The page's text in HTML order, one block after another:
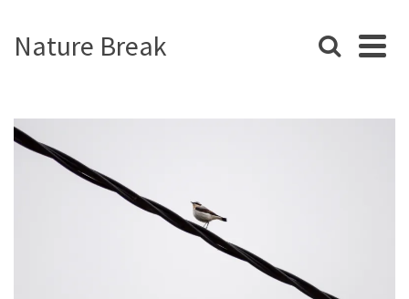
Nature Break